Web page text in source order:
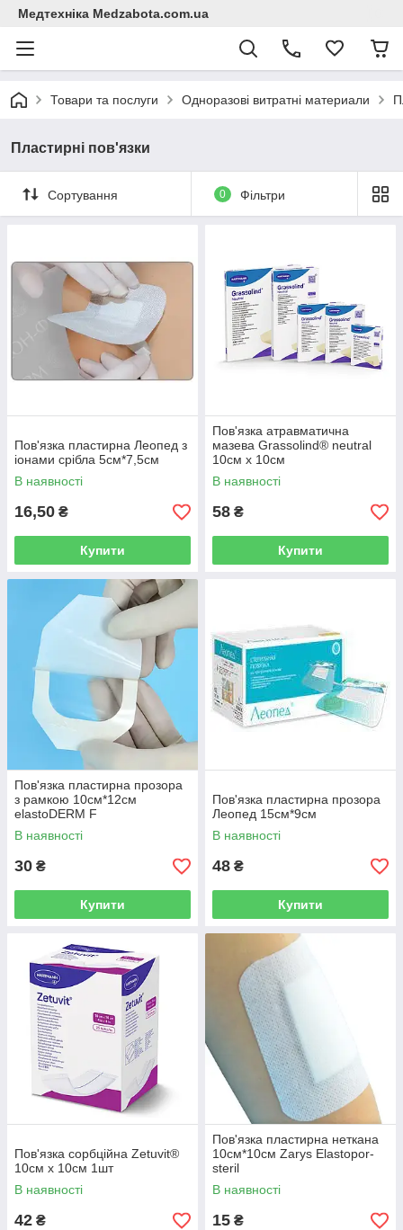
Медтехніка Medzabota.com.ua
Товари та послуги Одноразові витратні материали
Пластирні пов'язки
Сортування 0 Фільтри
Пов'язка пластирна Леопед з
іонами срібла 5см*7,5см
В наявності
16,50 ₴
Купити
Пов'язка атравматична
мазева Grassolind® neutral
10см х 10см
В наявності
58 ₴
Купити
Пов'язка пластирна прозора
з рамкою 10см*12см
elastoDERM F
В наявності
30 ₴
Купити
Пов'язка пластирна прозора
Леопед 15см*9см
В наявності
48 ₴
Купити
Пов'язка сорбційна Zetuvit®
10см х 10см 1шт
В наявності
42 ₴
Пов'язка пластирна неткана
10см*10см Zarys Elastopor-
steril
В наявності
15 ₴